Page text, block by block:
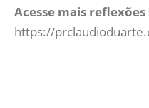
Acesse mais
https://